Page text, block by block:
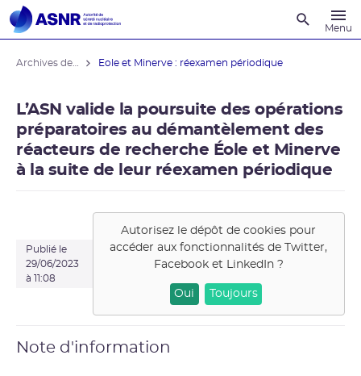
Menu
Eole et Minerve : réexamen périodique
L’ASN valide la poursuite des opérations
préparatoires au démantèlement des
réacteurs de recherche Éole et Minerve
à la suite de leur réexamen périodique
Publié le
29/06/2023
à 11:08
Autorisez le dépôt de cookies pour
accéder aux fonctionnalités deTwitter,
Facebook et LinkedIn?
Oui Toujours
Note d'information